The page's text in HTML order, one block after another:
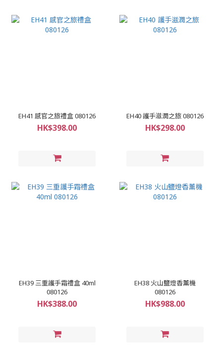
EH41 感官之旅禮盒 080126
HK$398.00
EH40 護手滋潤之旅 080126
HK$298.00
EH39 三重護手霜禮盒 40ml
080126
HK$388.00
EH38 火山鹽燈香薰機
080126
HK$988.00